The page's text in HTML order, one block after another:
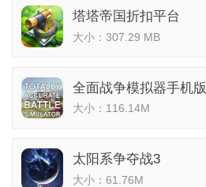
塔塔帝国折扣平台
大小：307.29 MB
全面战争模拟器手机版
大小：116.14M
太阳系争夺战3
大小：61.76M